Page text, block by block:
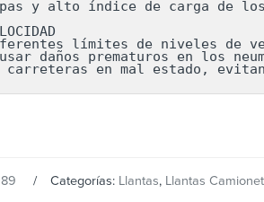
y alto índice de carga de
límites de niveles de
daños prematuros en los
carreteras en mal estado,
Categorías: Llantas, Llantas